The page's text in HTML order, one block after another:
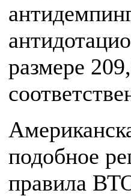
размере
подобное
правила